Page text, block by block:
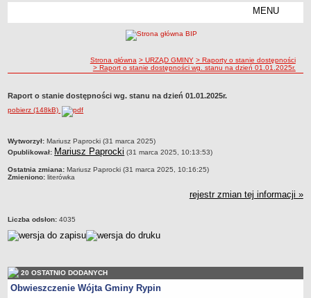
MENU
Lokalizacja
Insygnia gminy
Dane statystyczne
Związki i stowarzyszenia
Realizacja zadań publicznych
RODO Klauzule informacyjne
AKTUALNOŚCI I OGŁOSZENIA
Dane teleadresowe
Tabela informacyjna
ścieżka nawigacji
Strona główna > URZĄD GMINY > Raporty o stanie dostępności
> Raport o stanie dostępności wg. stanu na dzień 01.01.2025r.
Raport o stanie dostępności wg. stanu na dzień 01.01.2025r.
pobierz (148kB)
metryczka
Wytworzył: Mariusz Paprocki (31 marca 2025)
Opublikował: Mariusz Paprocki (31 marca 2025, 10:13:53)
Ostatnia zmiana: Mariusz Paprocki (31 marca 2025, 10:16:25)
Zmieniono: literówka
rejestr zmian tej informacji »
Liczba odsłon: 4035
20 OSTATNIO DODANYCH
Obwieszczenie Wójta Gminy Rypin